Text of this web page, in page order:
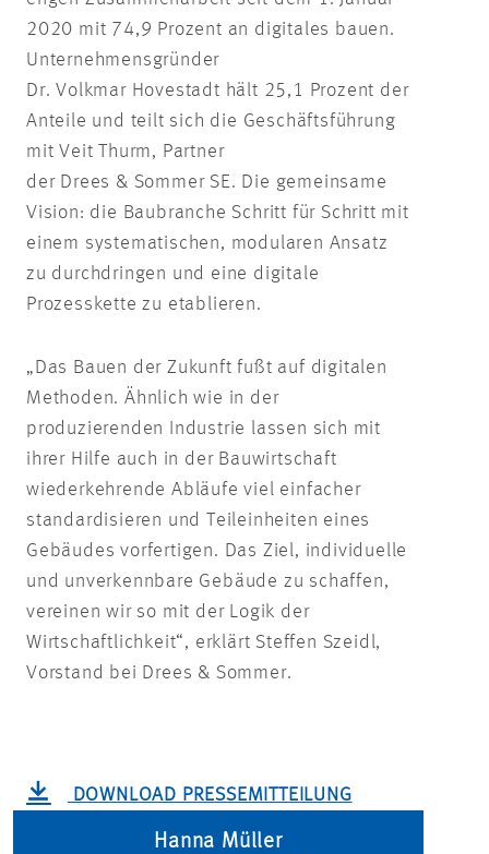
2020 mit 74,9 Prozent an digitales bauen.
Unternehmensgründer
Dr. Volkmar Hovestadt hält 25,1 Prozent der
Anteile und teilt sich die Geschäftsführung
mit Veit Thurm, Partner
der Drees & Sommer SE. Die gemeinsame
Vision: die Baubranche Schritt für Schritt mit
einem systematischen, modularen Ansatz
zu durchdringen und eine digitale
Prozesskette zu etablieren.
„Das Bauen der Zukunft fußt auf digitalen
Methoden. Ähnlich wie in der
produzierenden Industrie lassen sich mit
ihrer Hilfe auch in der Bauwirtschaft
wiederkehrende Abläufe viel einfacher
standardisieren und Teileinheiten eines
Gebäudes vorfertigen. Das Ziel, individuelle
und unverkennbare Gebäude zu schaffen,
vereinen wir so mit der Logik der
Wirtschaftlichkeit“, erklärt Steffen Szeidl,
Vorstand bei Drees & Sommer.
DOWNLOAD PRESSEMITTEILUNG
Hanna Müller